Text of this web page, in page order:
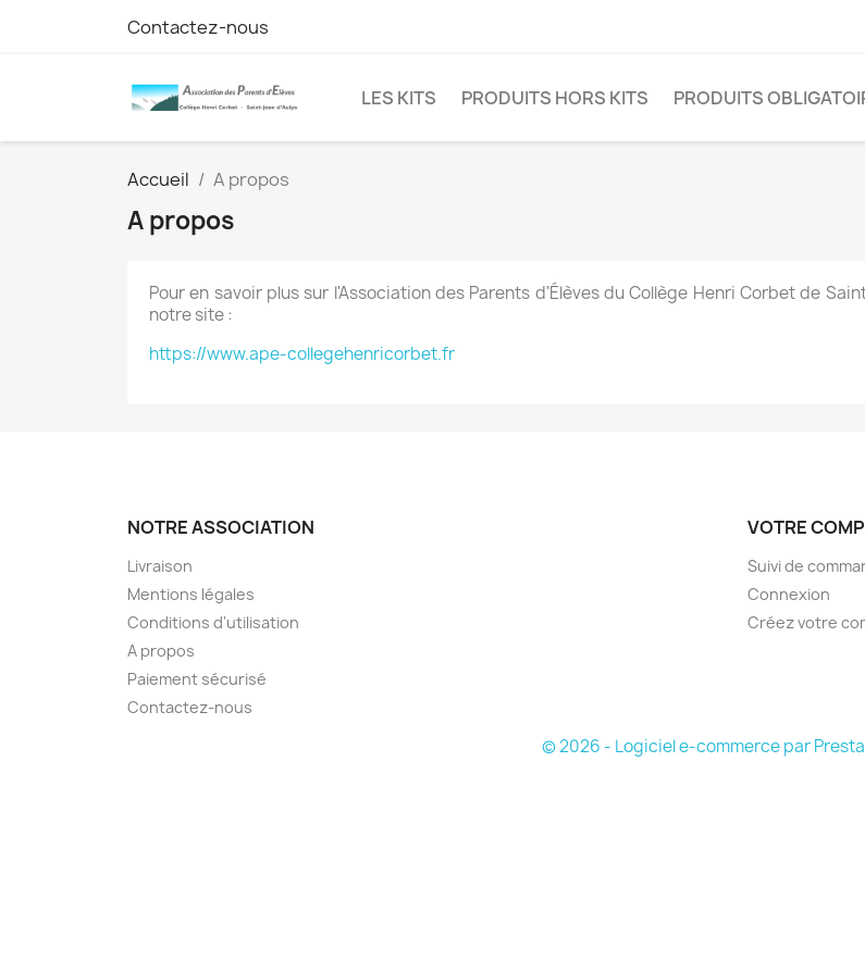
Contactez-nous
LES KITS PRODUITS HORS KITS PRODUITS
Accueil A propos
A propos
Pour en savoir plus sur l'Association des Parents d'Élèves du Collège Henri Corbet de
notre site :
https://www.ape-collegehenricorbet.fr
NOTRE ASSOCIATION
Livraison
Mentions légales
Conditions d'utilisation
A propos
Paiement sécurisé
Contactez-nous
VOTRE
Suivi de
Connexion
Créez votre
© 2026 - Logiciel e-commerce par